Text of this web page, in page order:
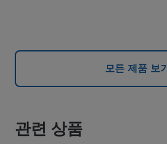
모든 제품 보기
관련 상품